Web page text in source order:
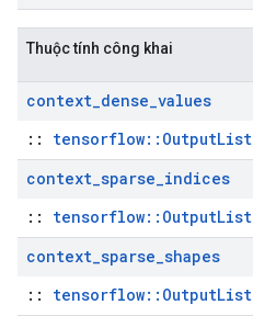
Thuộc tính công khai
context_dense_values
:: tensorflow::OutputList
context_sparse_indices
:: tensorflow::OutputList
context_sparse_shapes
:: tensorflow::OutputList